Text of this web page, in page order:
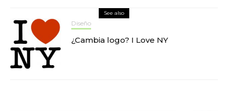
See also
Diseño
¿Cambia logo? I Love NY